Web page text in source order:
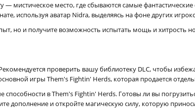
— мистическое место, где сбываются самые
используя аватар Nidra, выделяясь на фоне других
но и получите возможность испытать мощь и хитрость
проверить вашу библиотеку DLC, чтобы
игры Them's Fightin' Herds, которая продается
в Them's Fightin' Herds. Готовы ли вы
дополнение и откройте магическую силу, которую